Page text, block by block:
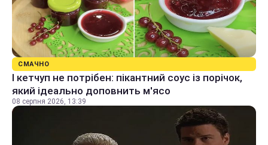
СМАЧНО
І кетчуп не потрібен: пікантний соус із порічок,
який ідеально доповнить м'ясо
08 серпня 2026, 13:39